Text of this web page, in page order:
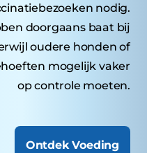
nodig.
doorgaans baat bij
oudere honden of
mogelijk vaker
op controle moeten.
Ontdek Voeding